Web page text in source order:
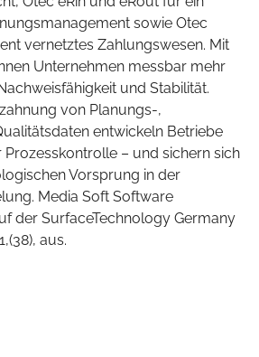
sowie Otec
vernetztes Zahlungswesen. Mit
Unternehmen messbar mehr
und Stabilität.
von Planungs-,
entwickeln Betriebe
Prozesskontrolle – und sichern sich
Vorsprung in der
Media Soft Software
der SurfaceTechnology Germany
aus.